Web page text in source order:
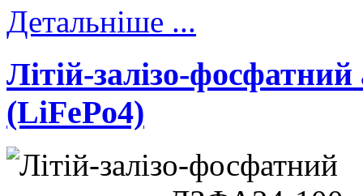
Детальніше ...
Літій-залізо-
(LiFePo4)